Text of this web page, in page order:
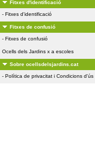
Fitxes d'identificació
- Fitxes d'identificació
Fitxes de confusió
- Fitxes de confusió
Ocells dels Jardins x a escoles
Sobre ocellsdelsjardins.cat
- Política de privacitat i Condicions d'ús